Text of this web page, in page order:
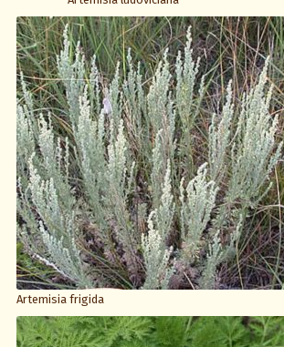
Artemisia frigida